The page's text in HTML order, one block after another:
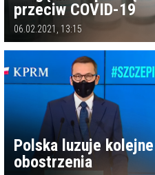
przeciw COVID-19
06.02.2021, 13:15
Polska luzuje kolejne
obostrzenia